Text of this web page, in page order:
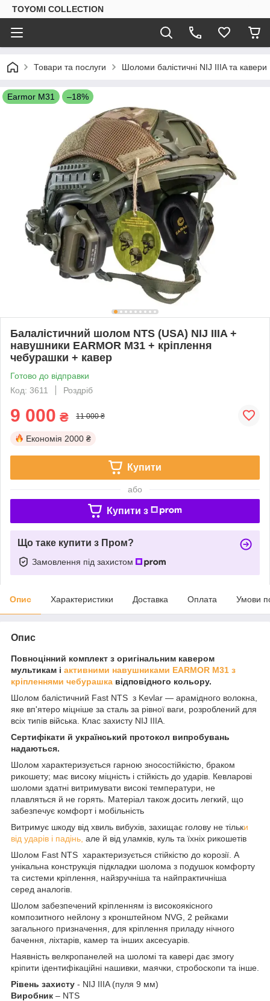
TOYOMI COLLECTION
Товари та послуги Шоломи балістичні NIJ IIIA та кавери
Earmor M31 –18%
Балалістичний шолом NTS (USA) NIJ IIIA +
навушники EARMOR M31 + кріплення
чебурашки + кавер
Готово до відправки
Код: 3611
Роздріб
9 000 ₴ 11 000 ₴
Економія 2000 ₴
Купити
або
Купити з
Що таке купити з Пром?
Замовлення під захистом
Опис Характеристики Доставка Оплата Умови
Опис
Повноцінний комплект з оригінальним кавером
мультикам і активними навушниками EARMOR M31 з
кріпленнями чебурашка відповідного кольору.
Шолом балістичний Fast NTS з Kevlar — арамідного волокна,
яке вп'ятеро міцніше за сталь за рівної ваги, розроблений для
всіх типів війська. Клас захисту NIJ IIIA.
Сертифікати й український протокол випробувань
надаються.
Шолом характеризується гарною зносостійкістю, браком
рикошету; має високу міцність і стійкість до ударів. Кевларові
шоломи здатні витримувати високі температури, не
плавляться й не горять. Матеріал також досить легкий, що
забезпечує комфорт і мобільність
Витримує шкоду від хвиль вибухів, захищає голову не тільки
від ударів і падінь, але й від уламків, куль та їхніх рикошетів
Шолом Fast NTS характеризується стійкістю до корозії. А
унікальна конструкція підкладки шолома з подушок комфорту
та системи кріплення, найзручніша та найпрактичніша
серед аналогів.
Шолом забезпечений кріпленням із високоякісного
композитного нейлону з кронштейном NVG, 2 рейками
загального призначення, для кріплення приладу нічного
бачення, ліхтарів, камер та інших аксесуарів.
Наявність велкропанелей на шоломі та кавері дає змогу
кріпити ідентифікаційні нашивки, маячки, стробоскопи та інше.
Рівень захисту - NIJ IIIA (пуля 9 мм)
Виробник – NTS